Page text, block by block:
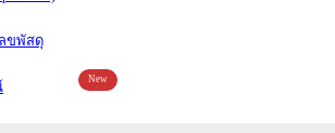
ลขพัสดุ
New